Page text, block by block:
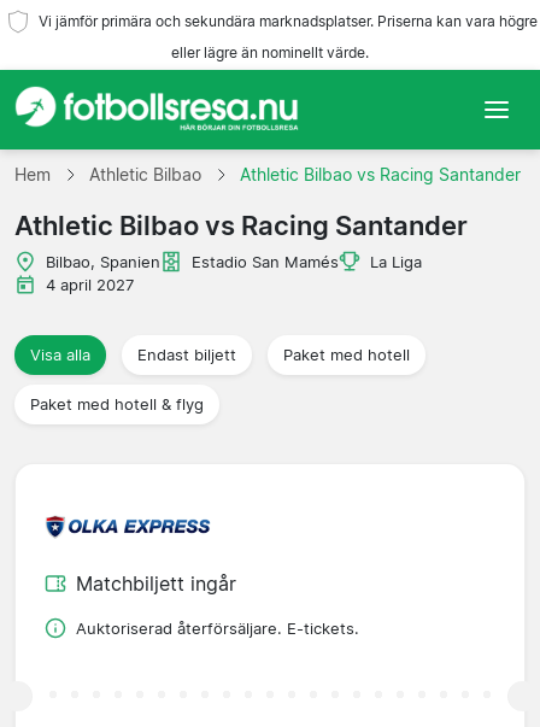
Vi jämför primära och sekundära marknadsplatser. Priserna kan vara högre
eller lägre än nominellt värde.
Hem
Lag
Ligor
Resebyråer
Hem Athletic Bilbao Athletic Bilbao vs Racing Santander
Athletic Bilbao vs Racing Santander
Bilbao, Spanien Estadio San Mamés
La Liga
4 april 2027
Visa alla Endast biljett Paket med hotell
Paket med hotell & flyg
Matchbiljett ingår
Auktoriserad återförsäljare. E-tickets.